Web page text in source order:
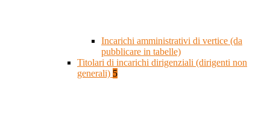
Incarichi amministrativi di vertice (da
pubblicare in tabelle)
Titolari di incarichi dirigenziali (dirigenti non
generali) 5